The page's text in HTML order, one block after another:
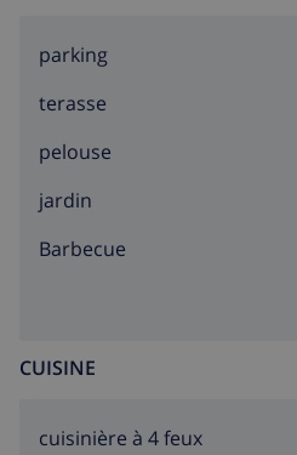
parking
terasse
pelouse
jardin
barbecue
CUISINE
cuisinière à 4 feux